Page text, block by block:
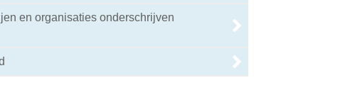
en organisaties onderschrijven